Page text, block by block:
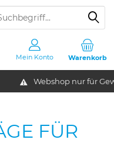
Webshop nur für
Warenkorb
Mein Konto
FÜR